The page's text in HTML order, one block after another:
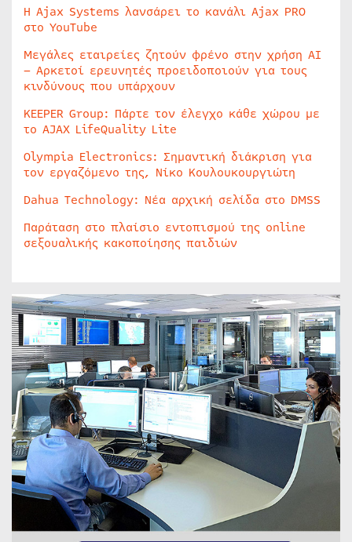
Η Ajax Systems λανσάρει το κανάλι Ajax PRO
στο YouTube
Μεγάλες εταιρείες ζητούν φρένο στην χρήση AI
– Αρκετοί ερευνητές προειδοποιούν για τους
κινδύνους που υπάρχουν
KEEPER Group: Πάρτε τον έλεγχο κάθε χώρου με
το AJAX LifeQuality Lite
Olympia Electronics: Σημαντική διάκριση για
τον εργαζόμενο της, Νίκο Κουλουκουργιώτη
Dahua Technology: Νέα αρχική σελίδα στο DMSS
Παράταση στο πλαίσιο εντοπισμού της online
σεξουαλικής κακοποίησης παιδιών